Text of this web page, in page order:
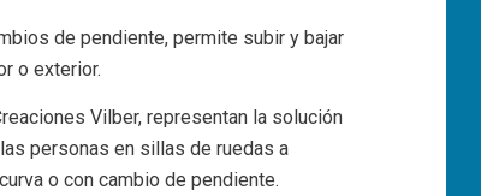
de pendiente, permite subir y bajar
o exterior.
Vilber, representan la solución
personas en sillas de ruedas a
o con cambio de pendiente.